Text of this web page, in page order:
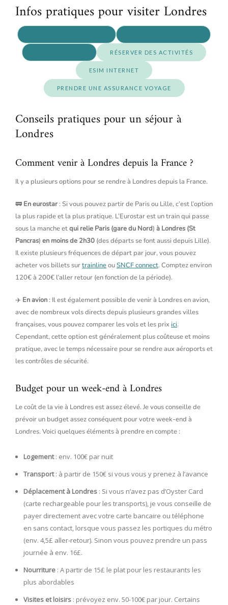
Infos pratiques pour visiter Londres
RÉSERVER DES ACTIVITÉS
ESIM INTERNET
PRENDRE UNE ASSURANCE VOYAGE
Conseils pratiques pour un séjour à
Londres
Comment venir à Londres depuis la France ?
Il y a plusieurs options pour se rendre à Londres depuis la France.
🚃 En eurostar : Si vous pouvez partir de Paris ou Lille, c’est l’option
la plus rapide et la plus pratique. L’Eurostar est un train qui passe
sous la manche etqui relie Paris (gare du Nord) à Londres (St
Pancras) en moins de 2h30 (des départs se font aussi depuis Lille).
Il existe plusieurs fréquences de départ par jour, vous pouvez
acheter vos billets surtrainlineouSNCF connect. Comptez environ
120€ à 200€ l’aller retour (en fonction de la période).
✈️ En avion : Il est également possible de venir à Londres en avion,
avec de nombreux vols directs depuis plusieurs grandes villes
françaises, vous pouvez comparer les vols et les prixici.
Cependant, cette option est généralement plus coûteuse et moins
pratique, avec le temps nécessaire pour se rendre aux aéroports et
les contrôles de sécurité.
Budget pour un week-end à Londres
Le coût de la vie à Londres est assez élevé. Je vous conseille de
prévoir un budget assez conséquent pour votre week-end à
Londres. Voici quelques éléments à prendre en compte :
Logement: env. 100€ par nuit
Transport: à partir de 150€ si vous vous y prenez à l’avance
Déplacement à Londres : Si vous n’avez pas d’Oyster Card
(carte rechargeable pour les transports), je vous conseille de
payer directement avec votre carte bancaire ou téléphone
en sans contact, lorsque vous passez les portiques du métro
(env. 4,5£ aller-retour). Sinon vous pouvez prendre un pass
journée à env. 16£.
Nourriture : A partir de 15£ le plat pour les restaurants les
plus abordables
Visites et loisirs : prévoyez env. 50-100€ par jour. Certains